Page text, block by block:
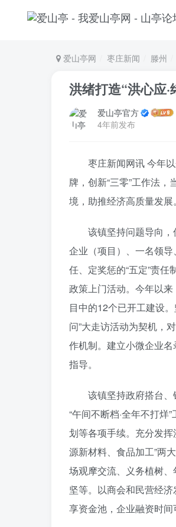
爱山亭网 枣庄新闻 滕州
洪绪打造“洪心应
爱山亭官方
4年前发布
枣庄新闻网讯 今年
牌，创新“三零”工作法
境，助推经济高质量发展。
该镇坚持问题导向
企业（项目）、一名领
任、定奖惩的“五定”责
政策上门活动。今年以
目中的12个已开工建设
问”大走访活动为契机，
作机制。建立小微企业
指导。
该镇坚持政府搭台
“午间不断档·全年不打
划等各项手续。充分发
源新材料、食品加工”两
场观摩交流、义务植树
坚等。以商会和民营经
享资金池，企业融资时间